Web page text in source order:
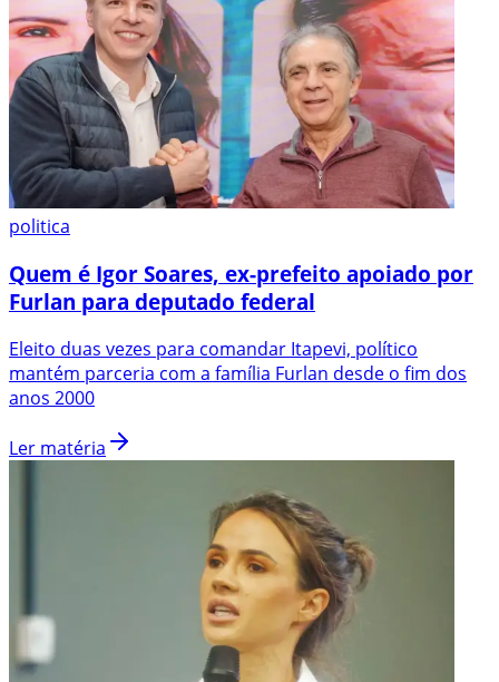
politica
Quem é Igor Soares, ex-prefeito apoiado por
Furlan para deputado federal
Eleito duas vezes para comandar Itapevi, político
mantém parceria com a família Furlan desde o fim dos
anos 2000
Ler matéria